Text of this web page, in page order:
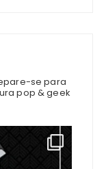
se para
pop & geek